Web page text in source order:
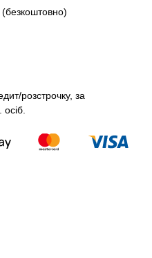
(безкоштовно)
розстрочку, за